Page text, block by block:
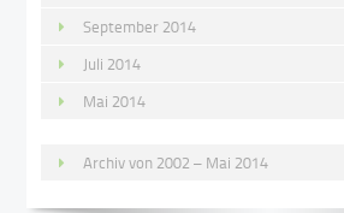
September 2014
Juli 2014
Mai 2014
Archiv von 2002 – Mai 2014